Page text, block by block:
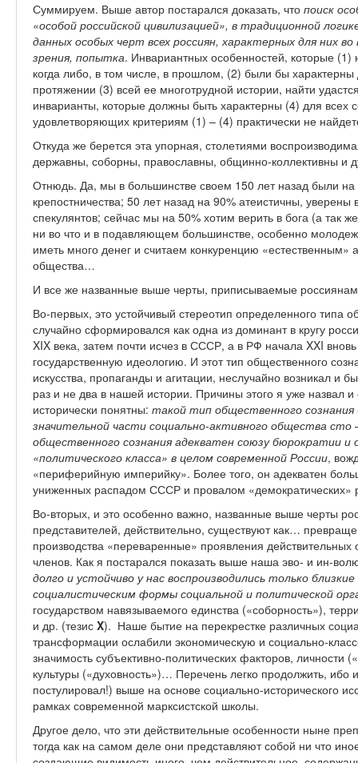
Суммируем. Выше автор постарался доказать, что поиск
«особой российской цивилизацией», в традиционной
данных особых черт всех россиян, характерных для них
зрения, попытка. Инвариантных особенностей, которые
когда либо, в том числе, в прошлом, (2) были бы
протяжении (3) всей ее многотрудной истории, найти
инварианты, которые должны быть характерны (4) для всех
удовлетворяющих критериям (1) – (4) практически не
Откуда же берется эта упорная, столетиями
державны, соборны, православны, общинно-коллективны и
Отнюдь. Да, мы в большинстве своем 150 лет назад были на
крепостничества; 50 лет назад на 90% атеистичны,
спекулянтов; сейчас мы на 50% хотим верить в бога (а
ни во что и в подавляющем большинстве, особенно
иметь много денег и считаем конкуренцию «естественным»
общества…
И все же названные выше черты, приписываемые
Во-первых, это устойчивый стереотип определенного типа
случайно сформировался как одна из доминант в кругу
XIX века, затем почти исчез в СССР, а в РФ начала XXI
государственную идеологию. И этот тип общественного
искусства, пропаганды и агитации, неслучайно возникал и
раз и не два в нашей истории. Причины этого я уже назвал
исторически понятны: такой тип общественного
значительной части социально-активного общества
общественного сознания адекватен союзу бюрократии
«политического класса» в целом современной России,
«периферийную империйку». Более того, он адекватен
униженных распадом СССР и провалом
Во-вторых, и это особенно важно, названные выше черты
представителей, действительно, существуют как…
производства «переваренные» проявления
членов. Как я постарался показать выше наша эво- и ин-
долго и устойчиво у нас воспроизводились только
социалистическим формы социальной и политической
государством навязываемого единства («соборность»),
и др. (тезис X). Наше бытие на перекрестке различных
трансформации ослабили экономическую и социально-
значимость субъективно-политических факторов, личности
культуры («духовность»)… Перечень легко продолжить,
постулировал!) выше на основе социально-исторического
рамках современной марксистской школы.
Другое дело, что эти действительные особенности ныне
тогда как на самом деле они представляют собой ни что